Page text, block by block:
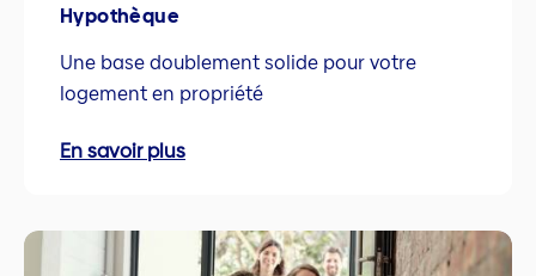
Hypothèque
Une base doublement solide pour votre
logement en propriété
En savoir plus